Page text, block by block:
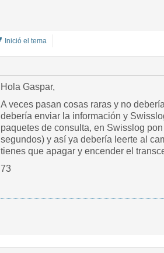
Inició el tema
Hola Gaspar,
A veces pasan cosas raras y no
debería enviar la información y
paquetes de consulta, en Swisslog
segundos) y así ya debería leerte al
tienes que apagar y encender el
73